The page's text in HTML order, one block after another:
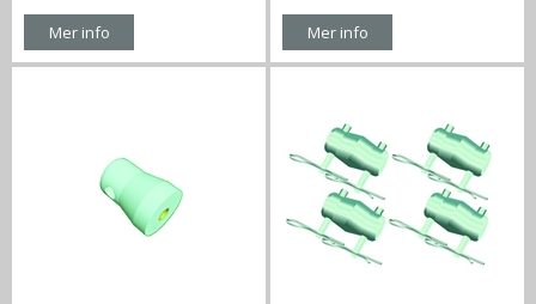
Mer info Mer info